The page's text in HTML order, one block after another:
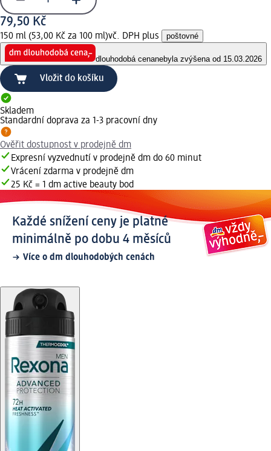
79,50 Kč
150 ml (53,00 Kč za 100 ml)vč. DPH plus poštovné
dlouhodobá cenanebyla zvýšena od 15.03.2026
Vložit do košíku
Skladem
Standardní doprava za 1-3 pracovní dny
Ověřit dostupnost v prodejně dm
Expresní vyzvednutí v prodejně dm do 60 minut
Vrácení zdarma v prodejně dm
25 Kč = 1 dm active beauty bod
Každé snížení ceny je platné
minimálně po dobu 4 měsíců
Více o dm dlouhodobých cenách